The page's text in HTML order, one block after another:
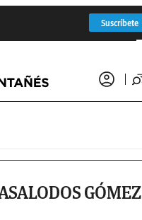
Suscríbete
GÓMEZ